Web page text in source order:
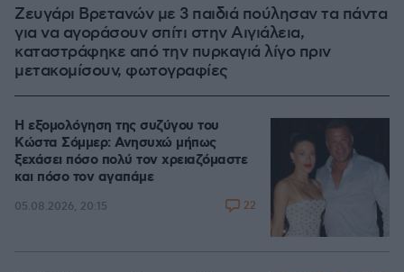
Ζευγάρι Βρετανών με 3 παιδιά πούλησαν τα πάντα
για να αγοράσουν σπίτι στην Αιγιάλεια,
καταστράφηκε από την πυρκαγιά λίγο πριν
μετακομίσουν, φωτογραφίες
Η εξομολόγηση της συζύγου του
Κώστα Σόμμερ: Ανησυχώ μήπως
ξεχάσει πόσο πολύ τον χρειαζόμαστε
και πόσο τον αγαπάμε
05.08.2026, 20:15 22